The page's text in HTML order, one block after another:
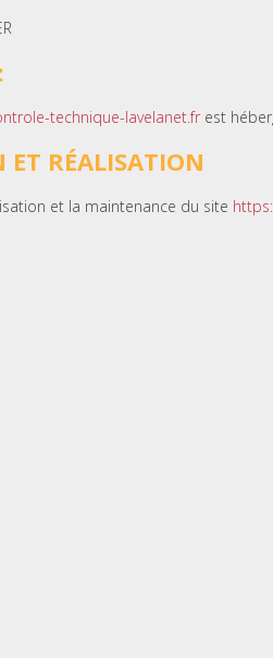
technique-lavelanet.fr est
ET RÉALISATION
et la maintenance du site